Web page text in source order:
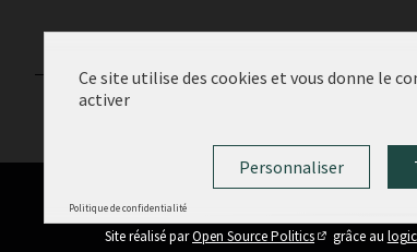
(Lien externe)
Site réalisé parOpen Source Politics
(Lien externe)
grâce au
Ce site utilise des cookies et vous donne le
activer
Personnaliser
Politique de confidentialité